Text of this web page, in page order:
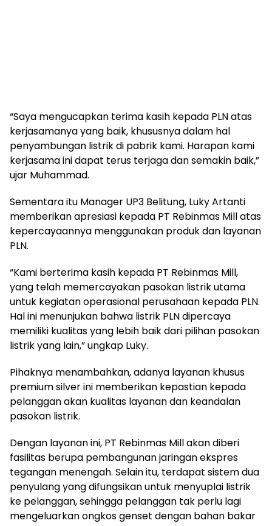
“Saya mengucapkan terima kasih kepada PLN atas
kerjasamanya yang baik, khususnya dalam hal
penyambungan listrik di pabrik kami. Harapan kami
kerjasama ini dapat terus terjaga dan semakin baik,”
ujar Muhammad.
Sementara itu Manager UP3 Belitung, Luky Artanti
memberikan apresiasi kepada PT Rebinmas Mill atas
kepercayaannya menggunakan produk dan layanan
PLN.
“Kami berterima kasih kepada PT Rebinmas Mill,
yang telah memercayakan pasokan listrik utama
untuk kegiatan operasional perusahaan kepada PLN.
Hal ini menunjukan bahwa listrik PLN dipercaya
memiliki kualitas yang lebih baik dari pilihan pasokan
listrik yang lain,” ungkap Luky.
Pihaknya menambahkan, adanya layanan khusus
premium silver ini memberikan kepastian kepada
pelanggan akan kualitas layanan dan keandalan
pasokan listrik.
Dengan layanan ini, PT Rebinmas Mill akan diberi
fasilitas berupa pembangunan jaringan ekspres
tegangan menengah. Selain itu, terdapat sistem dua
penyulang yang difungsikan untuk menyuplai listrik
ke pelanggan, sehingga pelanggan tak perlu lagi
mengeluarkan ongkos genset dengan bahan bakar